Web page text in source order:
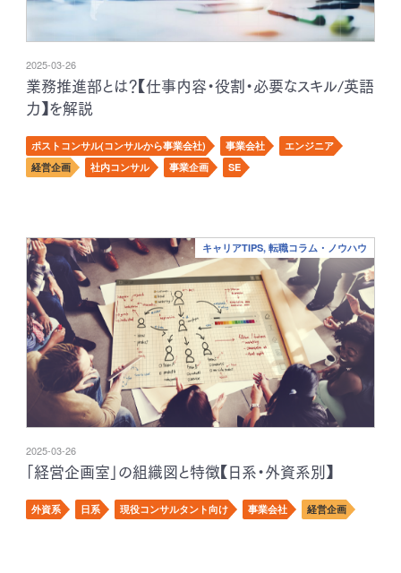
2025-03-26
業務推進部とは？【仕事内容・役割・必要なスキル/英語
力】を解説
ポストコンサル(コンサルから事業会社) 事業会社
エンジニア
経営企画
社内コンサル 事業企画 SE
キャリアTIPS, 転職コラム・ノウハウ
2025-03-26
「経営企画室」の組織図と特徴【日系・外資系別】
外資系 日系 現役コンサルタント向け 事業会社 経営企画